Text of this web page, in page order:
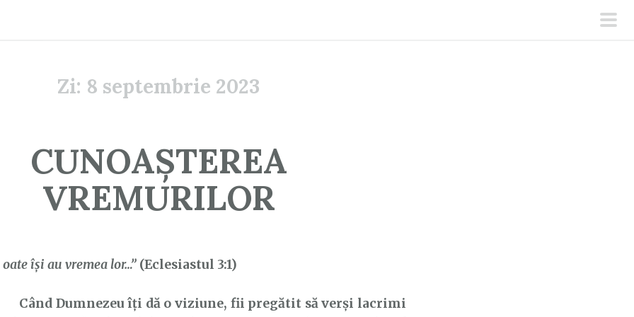
Zi: 8 septembrie 2023
CUNOAȘTEREA
VREMURILOR
oate îşi au vremea lor…” (Eclesiastul 3:1)
Când Dumnezeu îți dă o viziune, fii pregătit să verși lacrimi